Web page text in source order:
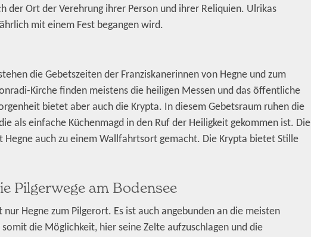
der Ort der Verehrung ihrer Person und ihrer Reliquien. Ulrikas
mit einem Fest begangen wird.
die Gebetszeiten der Franziskanerinnen von Hegne und zum
Kirche finden meistens die heiligen Messen und das öffentliche
bietet aber auch die Krypta. In diesem Gebetsraum ruhen die
als einfache Küchenmagd in den Ruf der Heiligkeit gekommen ist. Die
Hegne auch zu einem Wallfahrtsort gemacht. Die Krypta bietet Stille
Pilgerwege am Bodensee
Hegne zum Pilgerort. Es ist auch angebunden an die meisten
die Möglichkeit, hier seine Zelte aufzuschlagen und die